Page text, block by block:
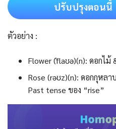
ปรับปรุงตอนนี้
ตัวอย่าง :
Flower (ˈflaʊə)(n): ดอกไม้
Rose (rəʊz)(n): ดอกกุหล
Past tense ของ “rise”